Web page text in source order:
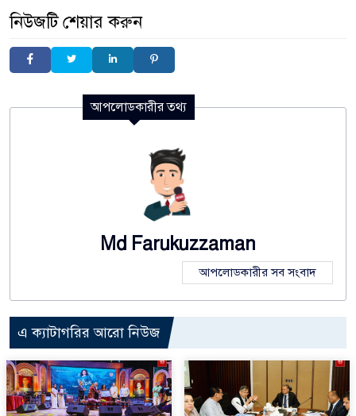
নিউজটি শেয়ার করুন
আপলোডকারীর তথ্য
Md Farukuzzaman
আপলোডকারীর সব সংবাদ
এ ক্যাটাগরির আরো নিউজ